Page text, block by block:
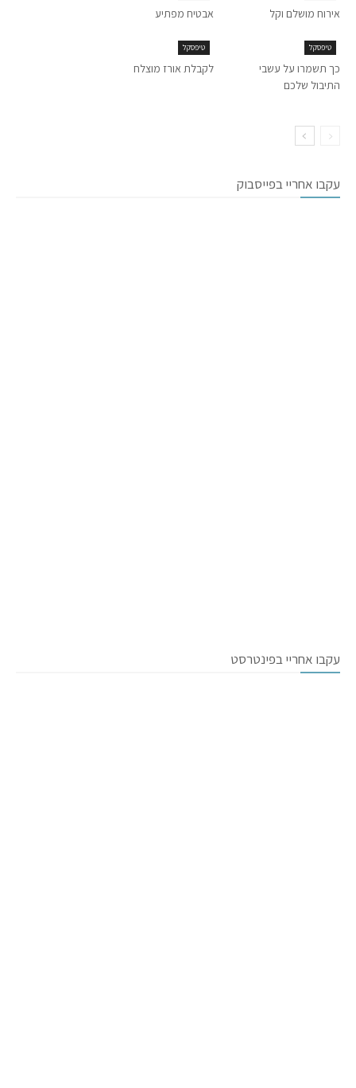
אירוח מושלם וקל אבטיח מפתיע
טיפסקל
כך תשמרו על עשבי
התיבול שלכם
טיפסקל
לקבלת אורז מוצלח
עקבו אחריי בפייסבוק
עקבו אחריי בפינטרסט